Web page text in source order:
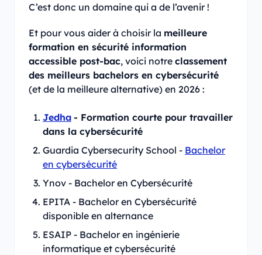
C’est donc un domaine qui a de l’avenir !
Et pour vous aider à choisir la meilleure
formation en sécurité information
accessible post-bac, voici notre classement
des meilleurs bachelors en cybersécurité
(et de la meilleure alternative) en 2026 :
Jedha - Formation courte pour travailler
dans la cybersécurité
Guardia Cybersecurity School - Bachelor
en cybersécurité
Ynov - Bachelor en Cybersécurité
EPITA - Bachelor en Cybersécurité
disponible en alternance
ESAIP - Bachelor en ingénierie
informatique et cybersécurité